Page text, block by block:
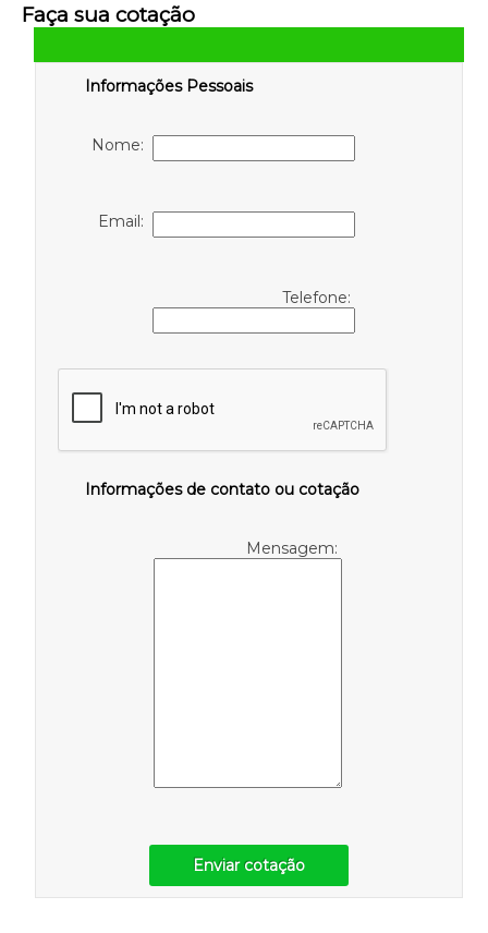
Faça sua cotação
Informações Pessoais
Nome:
Email:
Telefone:
Informações de contato ou cotação
Mensagem:
Enviar cotação